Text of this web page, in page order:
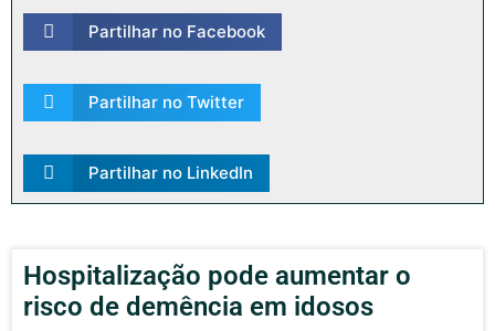
Partilhar no Facebook
Partilhar no Twitter
Partilhar no LinkedIn
Hospitalização pode aumentar o
risco de demência em idosos